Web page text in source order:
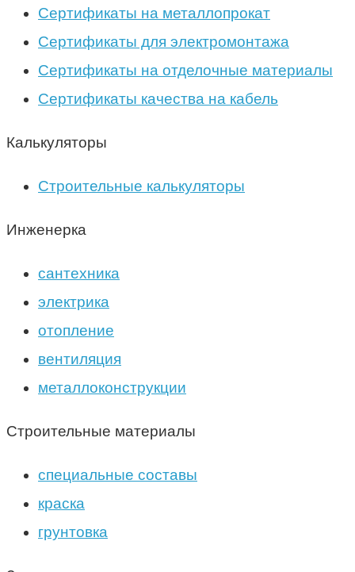
Сертификаты на металлопрокат
Сертификаты для электромонтажа
Сертификаты на отделочные материалы
Сертификаты качества на кабель
Калькуляторы
Строительные калькуляторы
Инженерка
сантехника
электрика
отопление
вентиляция
металлоконструкции
Строительные материалы
специальные составы
краска
грунтовка